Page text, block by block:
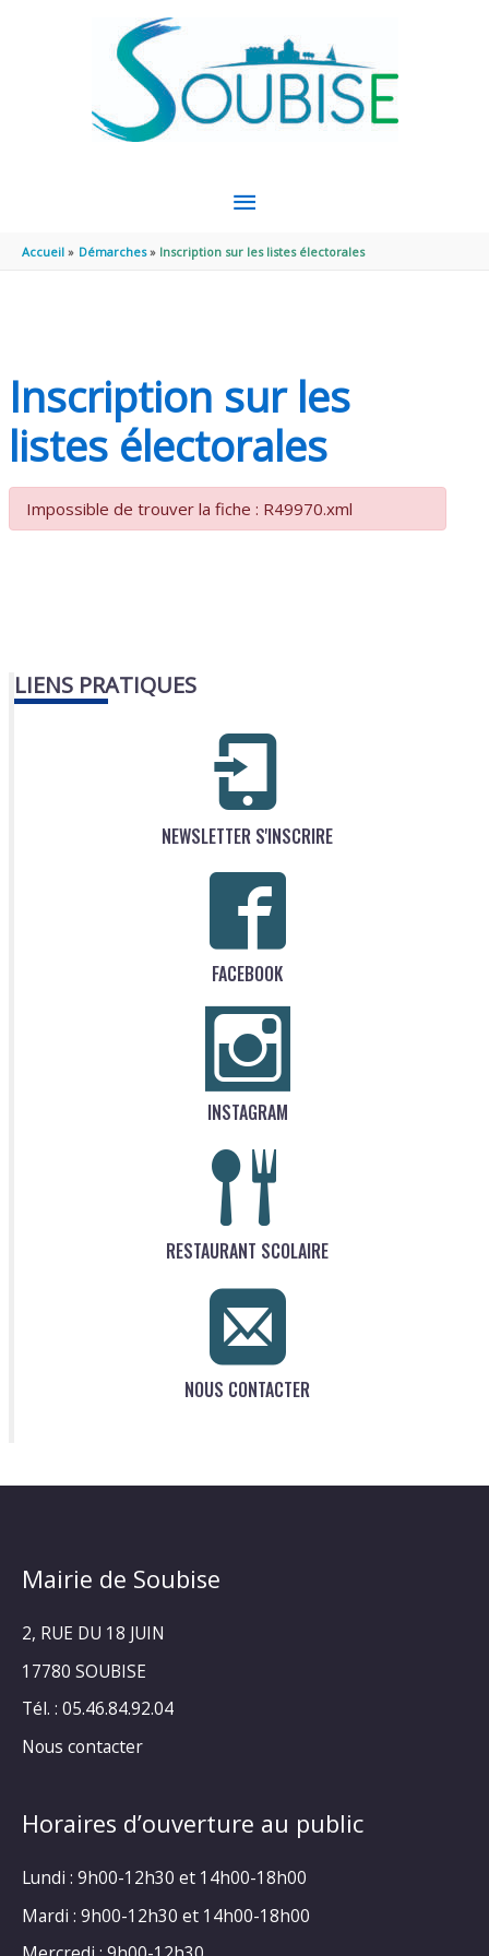
MENU
PRINCIPAL
Accueil Démarches Inscription sur les listes électorales
Inscription sur les
listes électorales
Impossible de trouver la fiche : R49970.xml
LIENS PRATIQUES
NEWSLETTER S'INSCRIRE
FACEBOOK
INSTAGRAM
RESTAURANT SCOLAIRE
NOUS CONTACTER
Mairie de Soubise
2, RUE DU 18 JUIN
17780 SOUBISE
Tél. : 05.46.84.92.04
Nous contacter
Horaires d’ouverture au public
Lundi : 9h00-12h30 et 14h00-18h00
Mardi : 9h00-12h30 et 14h00-18h00